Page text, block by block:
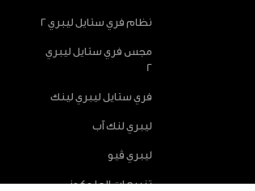
نظام فري ستايل ليبري 2
مجس فري ستايل ليبري
2
فري ستايل ليبري لينك
ليبري لنك آب
ليبري ڤيو
تنبيهات الجلوكوز